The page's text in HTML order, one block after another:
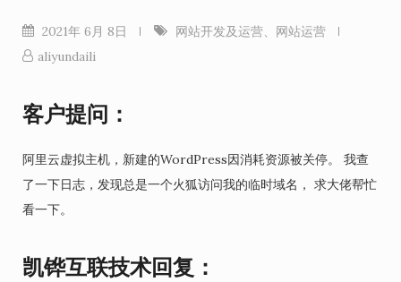
2021年 6月 8日 网站开发及运营、 网站运营
aliyundaili
客户提问：
阿里云虚拟主机，新建的WordPress因消耗资源被关停。 我查
了一下日志，发现总是一个火狐访问我的临时域名， 求大佬帮忙
看一下。
凯铧互联技术回复 ：